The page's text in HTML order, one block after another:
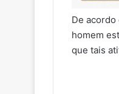
De acordo
homem
que tais